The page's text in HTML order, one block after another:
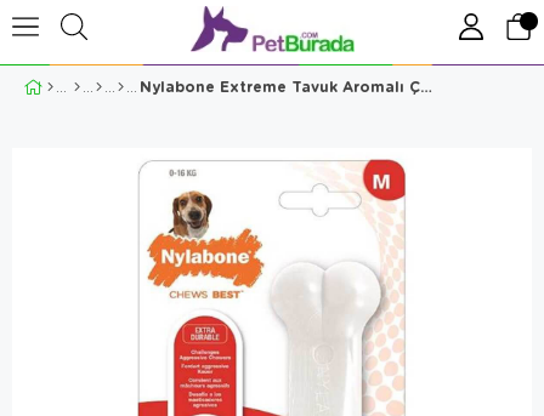
Nylabone Extreme Tavuk Aromalı Çiğneme Kemiği Medium